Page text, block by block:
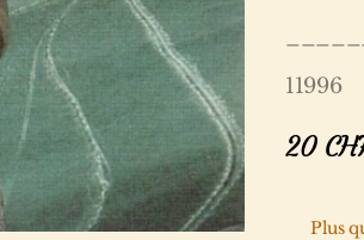
11996
20
Plus